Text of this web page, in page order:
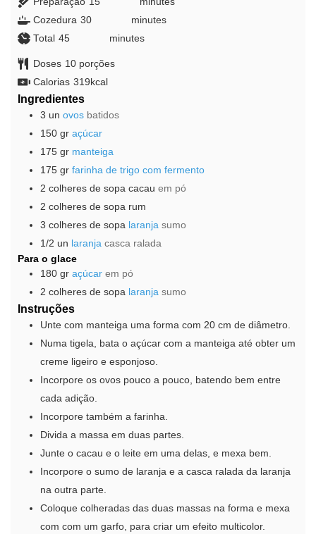
Cozedura 30minutes
minutes
Total 45minutes minutes
Doses 10 porções
Calorias 319 kcal
Ingredientes
3 un ovos batidos
150 gr açúcar
175 gr manteiga
175 gr farinha de trigo com fermento
2 colheres de sopa cacau em pó
2 colheres de sopa rum
3 colheres de sopa laranja sumo
1/2 un laranja casca ralada
Para o glace
180 gr açúcar em pó
2 colheres de sopa laranja sumo
Instruções
Unte com manteiga uma forma com 20 cm de diâmetro.
Numa tigela, bata o açúcar com a manteiga até obter um
creme ligeiro e esponjoso.
Incorpore os ovos pouco a pouco, batendo bem entre
cada adição.
Incorpore também a farinha.
Divida a massa em duas partes.
Junte o cacau e o leite em uma delas, e mexa bem.
Incorpore o sumo de laranja e a casca ralada da laranja
na outra parte.
Coloque colheradas das duas massas na forma e mexa
com com um garfo, para criar um efeito multicolor.